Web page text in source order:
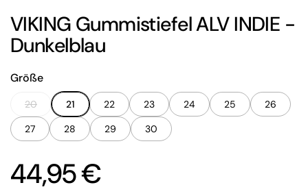
VIKING Gummistiefel ALV INDIE -
Dunkelblau
Größe
20 21 22 23 24 25
26
27
28 29 30
Preis:
44,95 €